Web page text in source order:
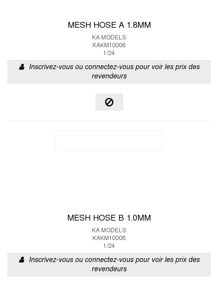
MESH HOSE A 1.8MM
KA MODELS
KAKM10006
1/24
Inscrivez-vous ou connectez-vous pour voir les prix des
revendeurs
MESH HOSE B 1.0MM
KA MODELS
KAKM10008
1/24
Inscrivez-vous ou connectez-vous pour voir les prix des
revendeurs